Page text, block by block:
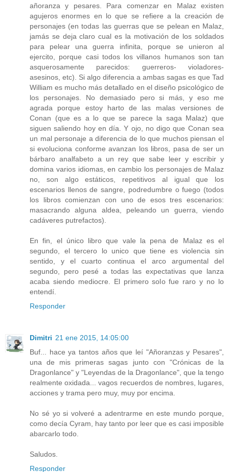
añoranza y pesares. Para comenzar en Malaz existen
agujeros enormes en lo que se refiere a la creación de
personajes (en todas las guerras que se pelean en Malaz,
jamás se deja claro cual es la motivación de los soldados
para pelear una guerra infinita, porque se unieron al
ejercito, porque casi todos los villanos humanos son tan
asquerosamente parecidos: guerreros- violadores-
asesinos, etc). Si algo diferencia a ambas sagas es que Tad
William es mucho más detallado en el diseño psicológico de
los personajes. No demasiado pero si más, y eso me
agrada porque estoy harto de las malas versiones de
Conan (que es a lo que se parece la saga Malaz) que
siguen saliendo hoy en día. Y ojo, no digo que Conan sea
un mal personaje a diferencia de lo que muchos piensan el
si evoluciona conforme avanzan los libros, pasa de ser un
bárbaro analfabeto a un rey que sabe leer y escribir y
domina varios idiomas, en cambio los personajes de Malaz
no, son algo estáticos, repetitivos al igual que los
escenarios llenos de sangre, podredumbre o fuego (todos
los libros comienzan con uno de esos tres escenarios:
masacrando alguna aldea, peleando un guerra, viendo
cadáveres putrefactos).
En fin, el único libro que vale la pena de Malaz es el
segundo, el tercero lo unico que tiene es violencia sin
sentido, y el cuarto continua el arco argumental del
segundo, pero pesé a todas las expectativas que lanza
acaba siendo mediocre. El primero solo fue raro y no lo
entendí.
Responder
Dimitri 21 ene 2015, 14:05:00
Buf... hace ya tantos años que leí "Añoranzas y Pesares",
una de mis primeras sagas junto con "Crónicas de la
Dragonlance" y "Leyendas de la Dragonlance", que la tengo
realmente oxidada... vagos recuerdos de nombres, lugares,
acciones y trama pero muy, muy por encima.
No sé yo si volveré a adentrarme en este mundo porque,
como decía Cyram, hay tanto por leer que es casi imposible
abarcarlo todo.
Saludos.
Responder